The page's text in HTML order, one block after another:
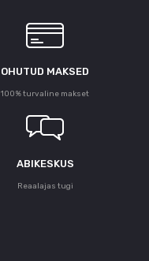
OHUTUD MAKSED
100% turvaline makset
ABIKESKUS
Reaalajas tugi